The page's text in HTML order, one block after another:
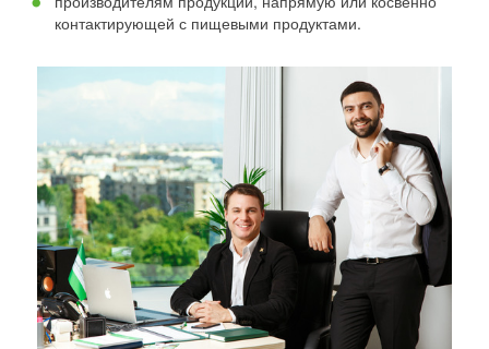
контактирующей с пищевыми продуктами.